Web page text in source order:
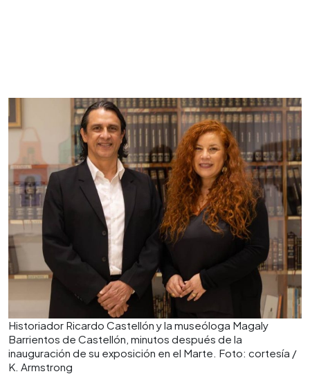
Historiador Ricardo Castellón y la museóloga Magaly
Barrientos de Castellón, minutos después de la
inauguración de su exposición en el Marte. Foto: cortesía /
K. Armstrong